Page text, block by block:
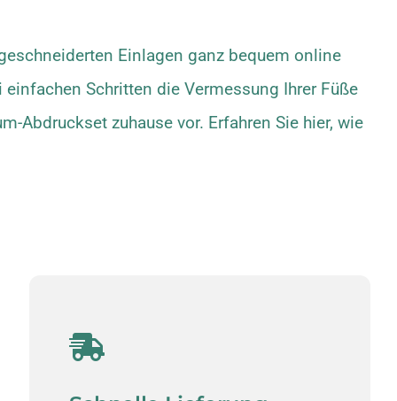
Einlagen ganz bequem online
Schritten die Vermessung Ihrer Füße
Abdruckset zuhause vor. Erfahren Sie hier, wie